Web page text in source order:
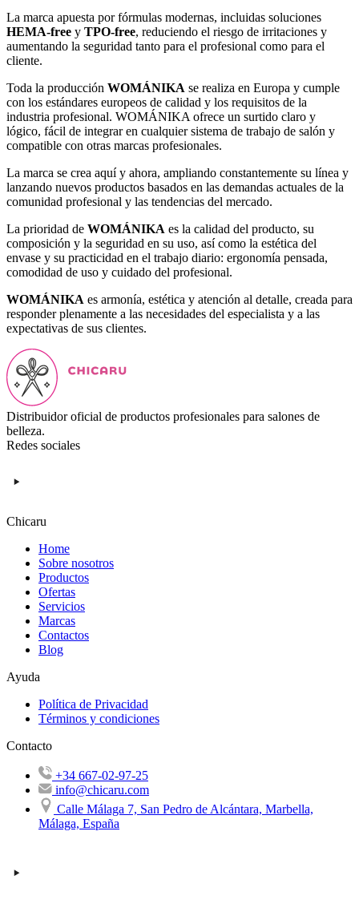
La marca apuesta por fórmulas modernas, incluidas soluciones
HEMA-free y TPO-free, reduciendo el riesgo de irritaciones y
aumentando la seguridad tanto para el profesional como para el
cliente.
Toda la producción WOMÁNIKA se realiza en Europa y cumple
con los estándares europeos de calidad y los requisitos de la
industria profesional. WOMÁNIKA ofrece un surtido claro y
lógico, fácil de integrar en cualquier sistema de trabajo de salón y
compatible con otras marcas profesionales.
La marca se crea aquí y ahora, ampliando constantemente su línea y
lanzando nuevos productos basados en las demandas actuales de la
comunidad profesional y las tendencias del mercado.
La prioridad de WOMÁNIKA es la calidad del producto, su
composición y la seguridad en su uso, así como la estética del
envase y su practicidad en el trabajo diario: ergonomía pensada,
comodidad de uso y cuidado del profesional.
WOMÁNIKA es armonía, estética y atención al detalle, creada para
responder plenamente a las necesidades del especialista y a las
expectativas de sus clientes.
Distribuidor oficial de productos profesionales para salones de
belleza.
Redes sociales
Chicaru
Home
Sobre nosotros
Productos
Ofertas
Servicios
Marcas
Contactos
Blog
Ayuda
Política de Privacidad
Términos y condiciones
Contacto
+34 667-02-97-25
info@chicaru.com
Calle Málaga 7, San Pedro de Alcántara, Marbella,
Málaga, España